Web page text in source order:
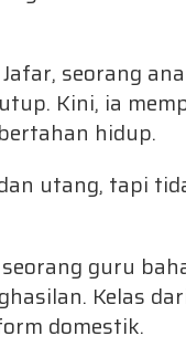
seorang
Kini, ia
hidup.
utang, tapi
guru
Kelas
domestik.